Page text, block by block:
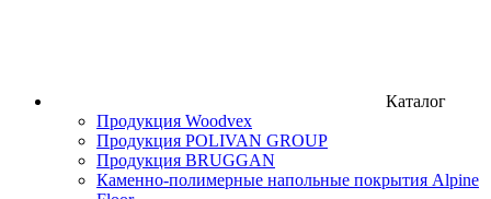
Каталог
Продукция Woodvex
Продукция POLIVAN GROUP
Продукция BRUGGAN
Каменно-полимерные напольные покрытия Alpine